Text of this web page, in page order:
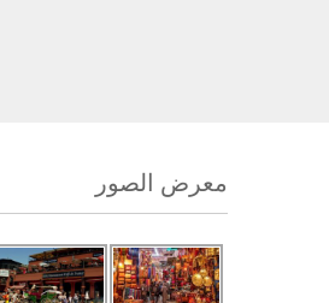
معرض الصور